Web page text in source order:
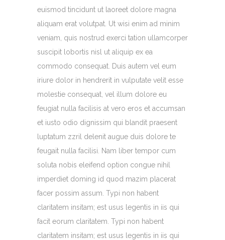
euismod tincidunt ut laoreet dolore magna
aliquam erat volutpat. Ut wisi enim ad minim
veniam, quis nostrud exerci tation ullamcorper
suscipit lobortis nisl ut aliquip ex ea
commodo consequat. Duis autem vel eum
iriure dolor in hendrerit in vulputate velit esse
molestie consequat, vel illum dolore eu
feugiat nulla facilisis at vero eros et accumsan
et iusto odio dignissim qui blandit praesent
luptatum zzril delenit augue duis dolore te
feugait nulla facilisi. Nam liber tempor cum
soluta nobis eleifend option congue nihil
imperdiet doming id quod mazim placerat
facer possim assum. Typi non habent
claritatem insitam; est usus legentis in iis qui
facit eorum claritatem. Typi non habent
claritatem insitam; est usus legentis in iis qui